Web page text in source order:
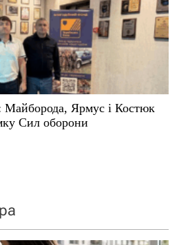
Майборода, Ярмус і Костюк
Сил оборони